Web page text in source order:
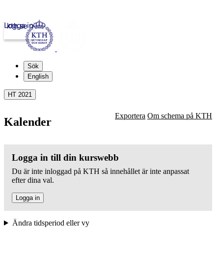
kth.se
Logga in
Sök
English
HT 2021
Kalender Exportera Om schema på KTH
Logga in till din kurswebb
Du är inte inloggad på KTH så innehållet är inte anpassat
efter dina val.
Logga in
Ändra tidsperiod eller vy